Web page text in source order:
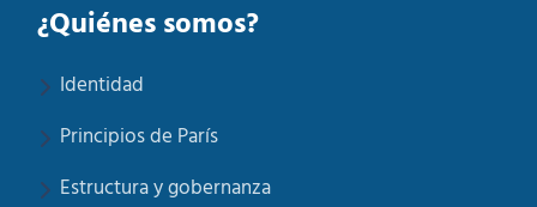
¿Quiénes somos?
Identidad
Principios de París
Estructura y gobernanza